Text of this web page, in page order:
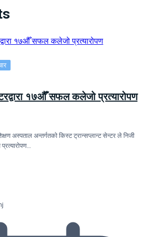
१७औँ सफल कलेजो प्रत्यारोपण
अस्पताल अन्तर्गतको किस्ट ट्रान्सप्लान्ट सेन्टर ले निजी